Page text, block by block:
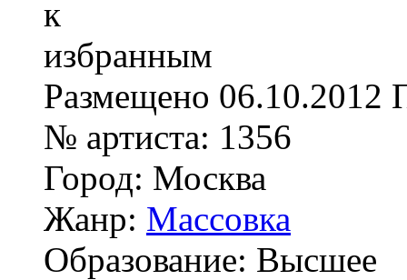
Размещено 06.10.2012
№ артиста: 1356
Город: Москва
Жанр: Массовка
Образование: Высшее